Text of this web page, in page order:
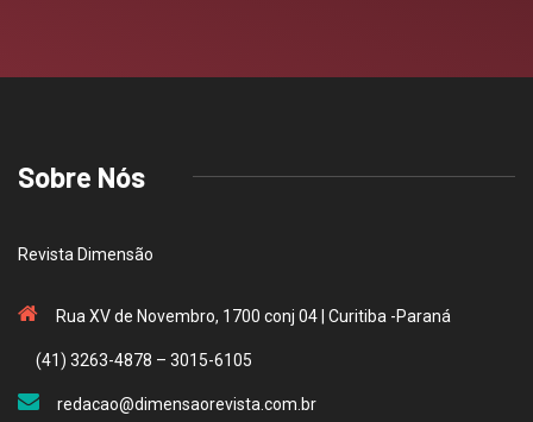
Sobre Nós
Revista Dimensão
Rua XV de Novembro, 1700 conj 04 | Curitiba -Paraná
(41) 3263-4878 – 3015-6105
redacao@dimensaorevista.com.br